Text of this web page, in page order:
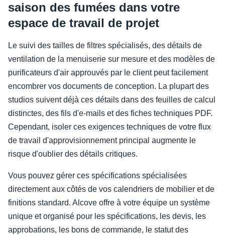
saison des fumées dans votre
espace de travail de projet
Le suivi des tailles de filtres spécialisés, des détails de
ventilation de la menuiserie sur mesure et des modèles de
purificateurs d'air approuvés par le client peut facilement
encombrer vos documents de conception. La plupart des
studios suivent déjà ces détails dans des feuilles de calcul
distinctes, des fils d'e-mails et des fiches techniques PDF.
Cependant, isoler ces exigences techniques de votre flux
de travail d'approvisionnement principal augmente le
risque d'oublier des détails critiques.
Vous pouvez gérer ces spécifications spécialisées
directement aux côtés de vos calendriers de mobilier et de
finitions standard. Alcove offre à votre équipe un système
unique et organisé pour les spécifications, les devis, les
approbations, les bons de commande, le statut des